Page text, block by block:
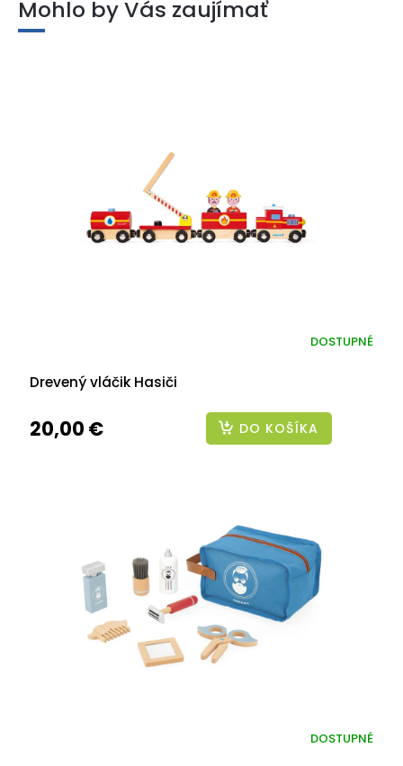
Mohlo by Vás zaujímať
Drevený vláčik Hasiči
DOSTUPNÉ
20,00 € DO KOŠÍKA
DOSTUPNÉ